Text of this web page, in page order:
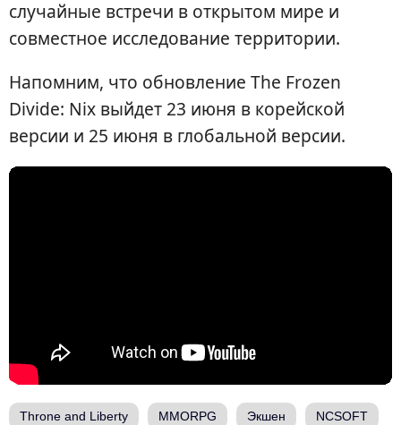
случайные встречи в открытом мире и
совместное исследование территории.
Напомним, что обновление The Frozen
Divide: Nix выйдет 23 июня в корейской
версии и 25 июня в глобальной версии.
Throne and Liberty MMORPG Экшен NCSOFT